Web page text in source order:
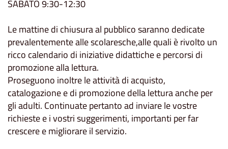
SABATO 9:30-12:30
Le mattine di chiusura al pubblico saranno dedicate
prevalentemente alle scolaresche,alle quali è rivolto un
ricco calendario di iniziative didattiche e percorsi di
promozione alla lettura.
Proseguono inoltre le attività di acquisto,
catalogazione e di promozione della lettura anche per
gli adulti. Continuate pertanto ad inviare le vostre
richieste e i vostri suggerimenti, importanti per far
crescere e migliorare il servizio.